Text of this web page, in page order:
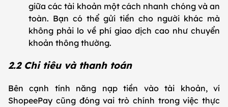
giữa các tài khoản một cách nhanh chóng và an
toàn. Bạn có thể gửi tiền cho người khác mà
không phải lo về phí giao dịch cao như chuyển
khoản thông thường.
2.2 Chi tiêu và thanh toán
Bên cạnh tính năng nạp tiền vào tài khoản, ví
ShopeePay cũng đóng vai trò chính trong việc thực